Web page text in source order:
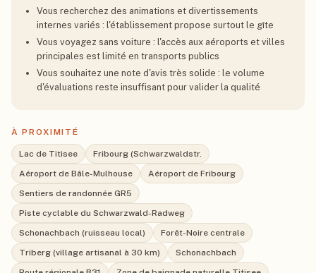
Vous recherchez des animations et divertissements
internes variés : l'établissement propose surtout le gîte
Vous voyagez sans voiture : l'accès aux aéroports et villes
principales est limité en transports publics
Vous souhaitez une note d'avis très solide : le volume
d'évaluations reste insuffisant pour valider la qualité
À PROXIMITÉ
Lac de Titisee
Fribourg (Schwarzwaldstr.
Aéroport de Bâle-Mulhouse
Aéroport de Fribourg
Sentiers de randonnée GR5
Piste cyclable du Schwarzwald-Radweg
Schonachbach (ruisseau local)
Forêt-Noire centrale
Triberg (village artisanal à 30 km)
Schonachbach